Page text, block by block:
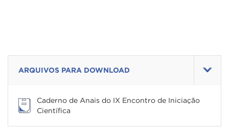
ARQUIVOS PARA DOWNLOAD
Caderno de Anais do IX Encontro de Iniciação
Científica